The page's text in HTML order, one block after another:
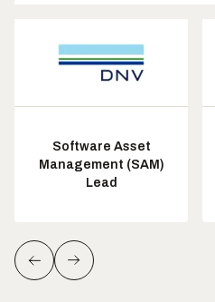
Software Asset
Management (SAM)
Lead